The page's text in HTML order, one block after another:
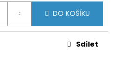
DO KOŠÍKU
Sdílet